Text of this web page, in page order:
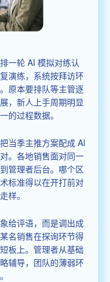
一轮 AI 模拟对练认
演练，系统按拜访环
原本要排队等主管逐
，新人上手周期明显
的过程数据。
当季主推方案配成 AI
。各地销售面对同一
管理者后台。哪个区
标准得以在开打前对
样。
给评语，而是调出成
名销售在探询环节得
板上。管理者从基础
辅导，团队的薄弱环